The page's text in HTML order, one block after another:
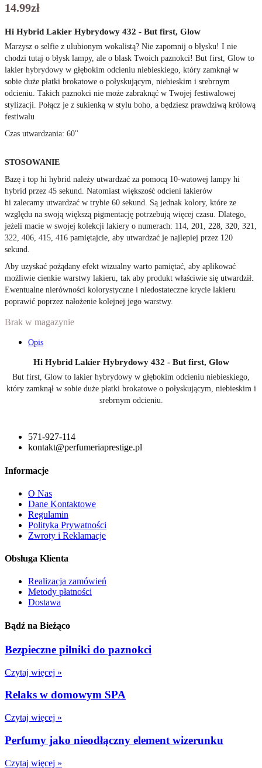
14.99zł
Hi Hybrid Lakier Hybrydowy 432 - But first, Glow
Marzysz o selfie z ulubionym wokalistą? Nie zapomnij o błysku! I nie
chodzi tutaj o błysk lampy, ale o blask Twoich paznokci! But first, Glow to
lakier hybrydowy w głębokim odcieniu niebieskiego, który zamknął w
sobie duże płatki brokatowe o połyskującym, niebieskim i srebrnym
odcieniu. Takich paznokci nie może zabraknąć w Twojej festiwalowej
stylizacji. Połącz je z sukienką w stylu boho, a będziesz prawdziwą królową
festiwalu
Czas utwardzania: 60''
STOSOWANIE
Bazę i top hi hybrid należy utwardzać za pomocą 10-watowej lampy hi
hybrid przez 45 sekund. Natomiast większość odcieni lakierów
hi zalecamy utwardzać w trybie 60 sekund. Są jednak kolory, które ze
względu na swoją większą pigmentację potrzebują więcej czasu. Dlatego,
jeżeli macie w swojej kolekcji lakiery o numerach: 114, 201, 228, 320, 321,
322, 406, 415, 416 pamiętajcie, aby utwardzać je najlepiej przez 120
sekund.
Aby uzyskać pożądany efekt wizualny warto pamiętać, aby aplikować
możliwie cienkie warstwy lakieru, tak aby produkt właściwie się utwardził.
Ewentualne nierówności kolorystyczne i niedostateczne krycie lakieru
poprawić poprzez nałożenie kolejnej jego warstwy.
Brak w magazynie
Opis
Hi Hybrid Lakier Hybrydowy 432 - But first, Glow
But first, Glow to lakier hybrydowy w głębokim odcieniu niebieskiego,
który zamknął w sobie duże płatki brokatowe o połyskującym, niebieskim i
srebrnym odcieniu.
571-927-114
kontakt@perfumeriaprestige.pl
Informacje
O Nas
Dane Kontaktowe
Regulamin
Polityka Prywatności
Zwroty i Reklamacje
Obsługa Klienta
Realizacja zamówień
Metody płatności
Dostawa
Bądź na Bieżąco
Bezpieczne pilniki do paznokci
Czytaj więcej »
Relaks w domowym SPA
Czytaj więcej »
Perfumy jako nieodłączny element wizerunku
Czytaj więcej »